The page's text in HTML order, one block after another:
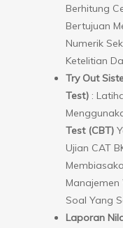
Berhitung
Bertujuan
Numerik
Ketelitian
Try Out
Test) :
Test (CBT)
Ujian CAT
Soal Yang
Laporan